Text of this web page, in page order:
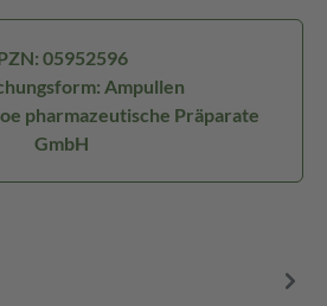
05952596
Ampullen
pharmazeutische Präparate
GmbH